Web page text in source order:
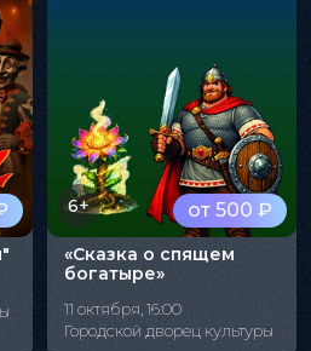
от 500 ₽
6+
«Сказка о спящем
богатыре»
11 октября, 16:00
Городской дворец культуры